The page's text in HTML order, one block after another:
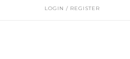
LOGIN / REGISTER